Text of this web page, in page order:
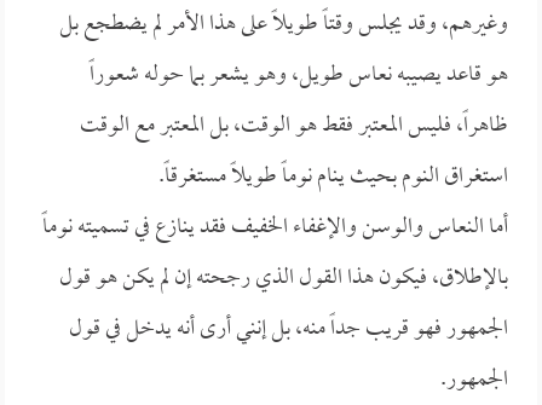
وغيرهم، وقد يجلس وقتاً طويلاً على هذا الأمر لم يضطجع بل
هو قاعد يصيبه نعاس طويل، وهو يشعر بما حوله شعوراً
ظاهراً، فليس المعتبر فقط هو الوقت، بل المعتبر مع الوقت
استغراق النوم بحيث ينام نوماً طويلاً مستغرقاً.
أما النعاس والوسن والإغفاء الخفيف فقد ينازع في تسميته نوماً
بالإطلاق، فيكون هذا القول الذي رجحته إن لم يكن هو قول
الجمهور فهو قريب جداً منه، بل إنني أرى أنه يدخل في قول
الجمهور.